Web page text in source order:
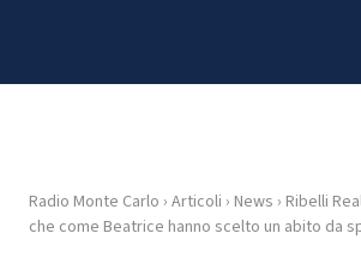
HOME
Radio Monte Carlo › Articoli › News › Ribelli
che come Beatrice hanno scelto un abito da